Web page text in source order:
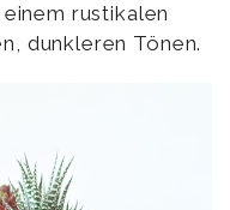
rustikalen
dunkleren Tönen.